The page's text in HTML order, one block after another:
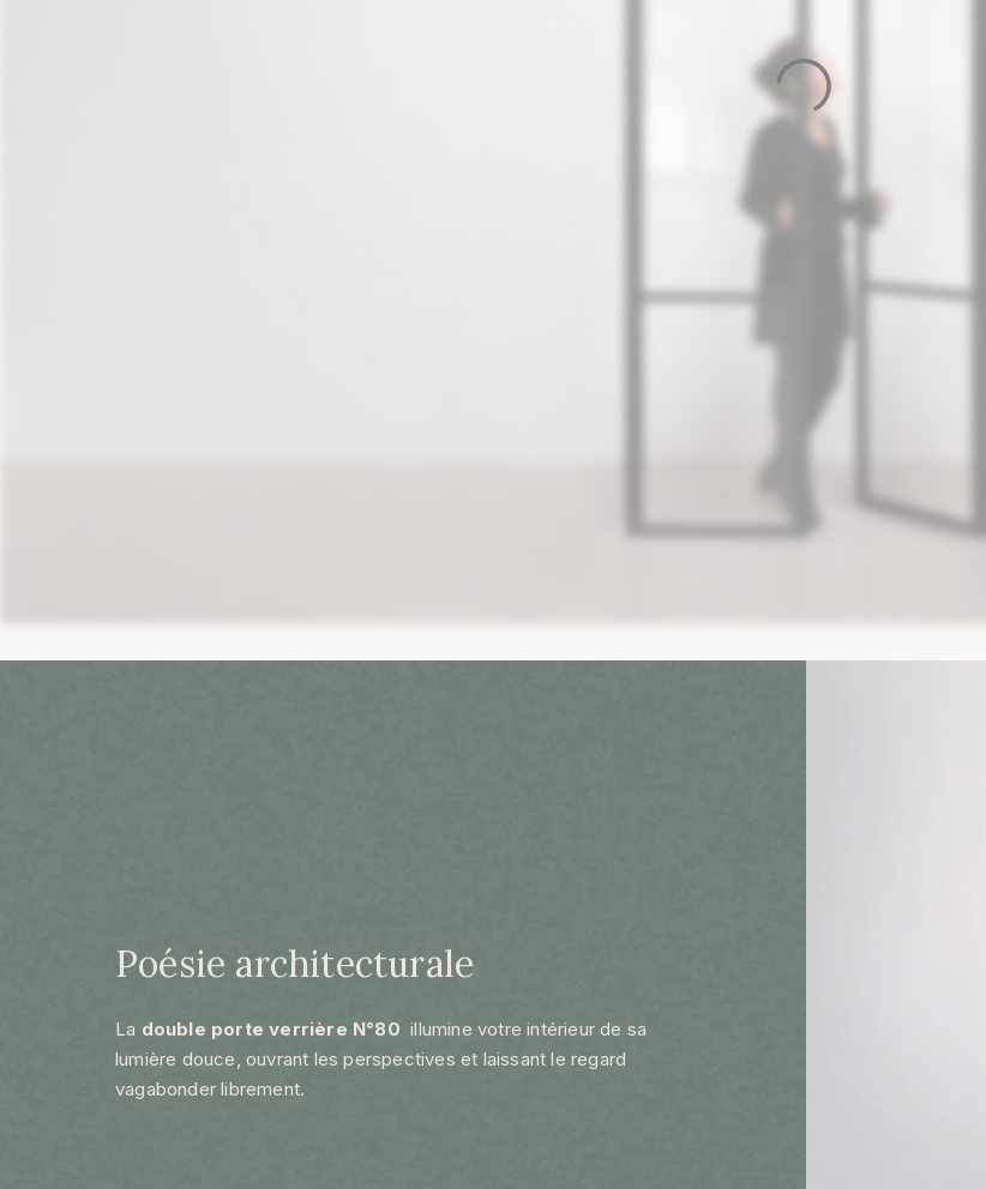
Poésie architecturale
La double porte verrière N°80 illumine votre intérieur de sa
lumière douce, ouvrant les perspectives et laissant le regard
vagabonder librement.